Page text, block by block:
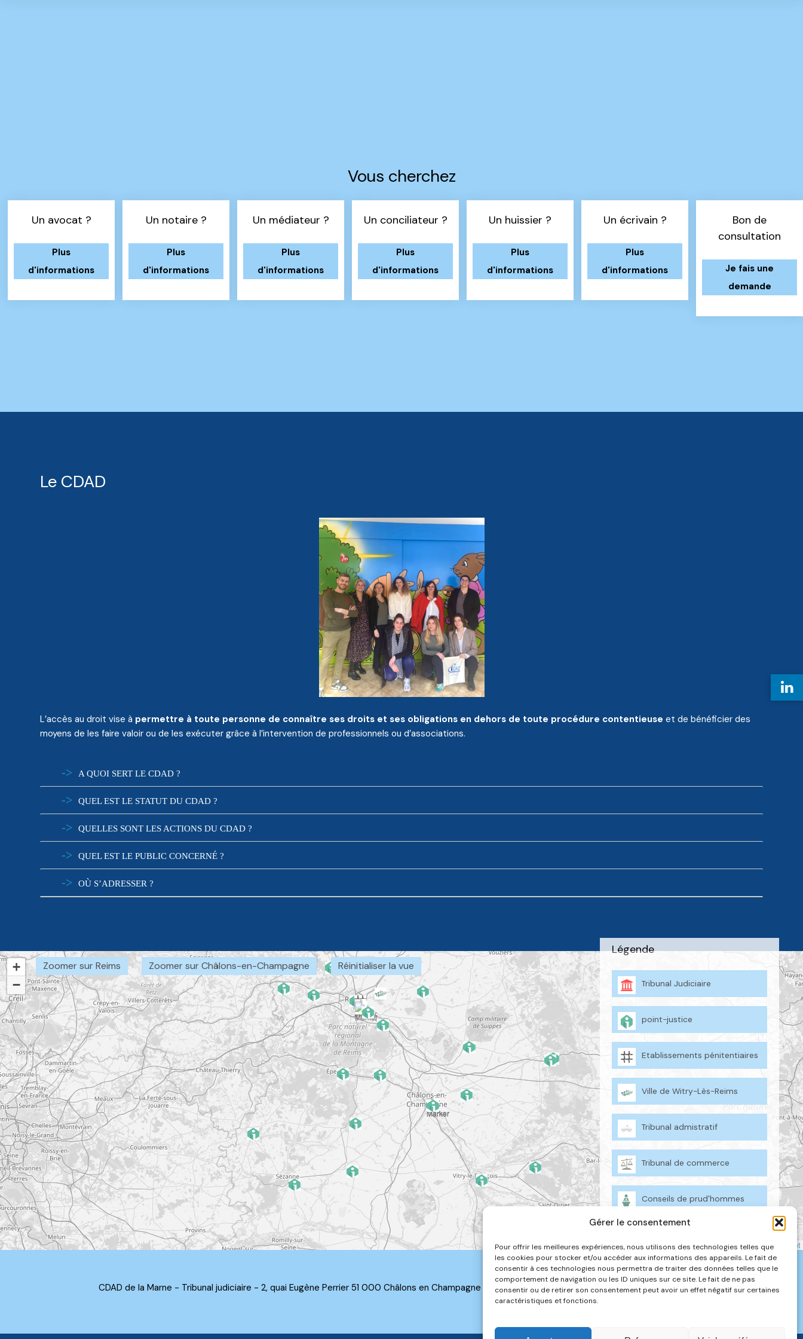
Gérer le consentement
Pour offrir les meilleures expériences, nous utilisons des technologies telles que
les cookies pour stocker et/ou accéder aux informations des appareils. Le fait de
consentir à ces technologies nous permettra de traiter des données telles que le
comportement de navigation ou les ID uniques sur ce site. Le fait de ne pas
consentir ou de retirer son consentement peut avoir un effet négatif sur certaines
caractéristiques et fonctions.
Vous cherchez
Un avocat ?
Plus
d'informations
Un notaire ?
Plus
d'informations
Un médiateur ?
Plus
d'informations
Un conciliateur ?
Plus
d'informations
Un huissier ?
Plus
d'informations
Un écrivain ?
Plus
d'informations
Bon de
consultation
Je fais une
demande
Le CDAD
L’accès au droit vise à permettre à toute personne de connaître ses droits et ses obligations en dehors de toute procédure contentieuse et de bénéficier des
moyens de les faire valoir ou de les exécuter grâce à l’intervention de professionnels ou d’associations.
A QUOI SERT LE CDAD ?
QUEL EST LE STATUT DU CDAD ?
QUELLES SONT LES ACTIONS DU CDAD ?
QUEL EST LE PUBLIC CONCERNÉ ?
OÙ S’ADRESSER ?
+
−
Leaflet
Zoomer sur Reims Zoomer sur Châlons-en-Champagne Réinitialiser la vue
Légende
Tribunal Judiciaire
point-justice
Etablissements pénitentiaires
Ville de Witry-Lès-Reims
Tribunal admistratif
Tribunal de commerce
Conseils de prud'hommes
CDAD de la Marne - Tribunal judiciaire - 2, quai Eugène Perrier 51 000 Châlons en Champagne | Téléphone 03 26 69 36 96 |Mentions légales|FAQ